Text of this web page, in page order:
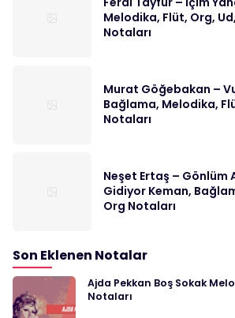
Melodika, Flüt, Org,
Notaları
Murat Göğebakan –
Bağlama, Melodika,
Notaları
Neşet Ertaş – Gönlüm
Gidiyor Keman,
Org Notaları
Son Eklenen Notalar
Ajda Pekkan Boş Sokak
Notaları